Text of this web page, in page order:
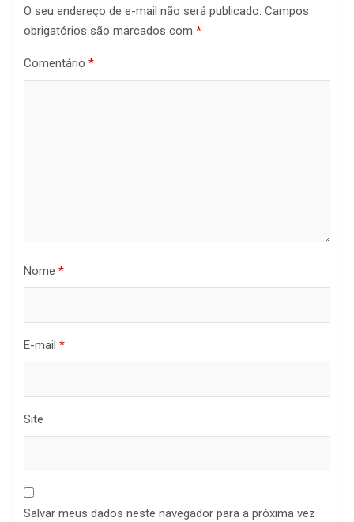
O seu endereço de e-mail não será publicado. Campos
obrigatórios são marcados com *
Comentário *
Nome *
E-mail *
Site
Salvar meus dados neste navegador para a próxima vez